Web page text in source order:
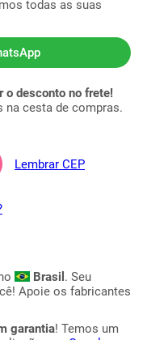
todas as suas
o desconto no frete!
na cesta de compras.
Lembrar CEP
Brasil . Seu
Apoie os fabricantes
garantia! Temos um